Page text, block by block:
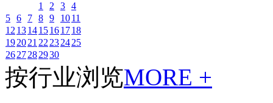
1
2 3 4
5 6 7 8 9 1011
12 131415161718
192021 22 232425
2627282930
按行业浏览MORE +